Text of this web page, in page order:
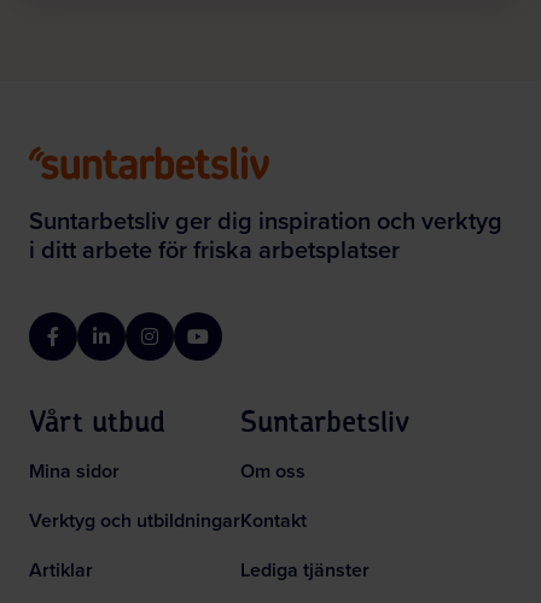
Suntarbetsliv ger dig inspiration och verktyg
i ditt arbete för friska arbetsplatser
FacebookLinkedInInstagramYouTube
Vårt utbud
Mina sidor
Verktyg och utbildningar
Artiklar
Suntarbetsliv
Om oss
Kontakt
Lediga tjänster